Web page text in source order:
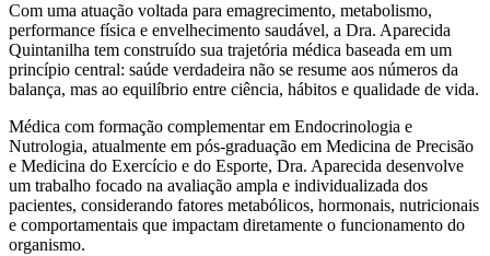
Com uma atuação voltada para emagrecimento, metabolismo,
performance física e envelhecimento saudável, a Dra. Aparecida
Quintanilha tem construído sua trajetória médica baseada em um
princípio central: saúde verdadeira não se resume aos números da
balança, mas ao equilíbrio entre ciência, hábitos e qualidade de vida.
Médica com formação complementar em Endocrinologia e
Nutrologia, atualmente em pós-graduação em Medicina de Precisão
e Medicina do Exercício e do Esporte, Dra. Aparecida desenvolve
um trabalho focado na avaliação ampla e individualizada dos
pacientes, considerando fatores metabólicos, hormonais, nutricionais
e comportamentais que impactam diretamente o funcionamento do
organismo.